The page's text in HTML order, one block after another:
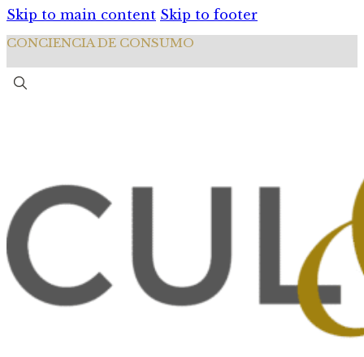
Skip to main content Skip to footer
CONCIENCIA DE CONSUMO